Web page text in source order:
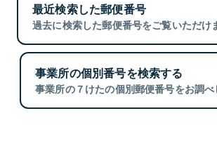
最近検索した郵便番号
過去に検索した郵便番号をご覧いただけ
事業所の個別番号を検索する
事業所の７けたの個別郵便番号をお調べ